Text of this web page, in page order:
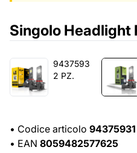
Singolo Headlight
9437593
2 PZ.
• Codice articolo 94375931
• EAN 8059482577625